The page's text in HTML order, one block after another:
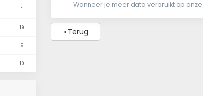
1
19
9
10
Wanneer je meer data verbruikt op
« Terug